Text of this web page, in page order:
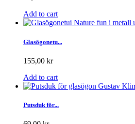
Add to cart
Glasögonetu...
155,00 kr
Add to cart
Putsduk för...